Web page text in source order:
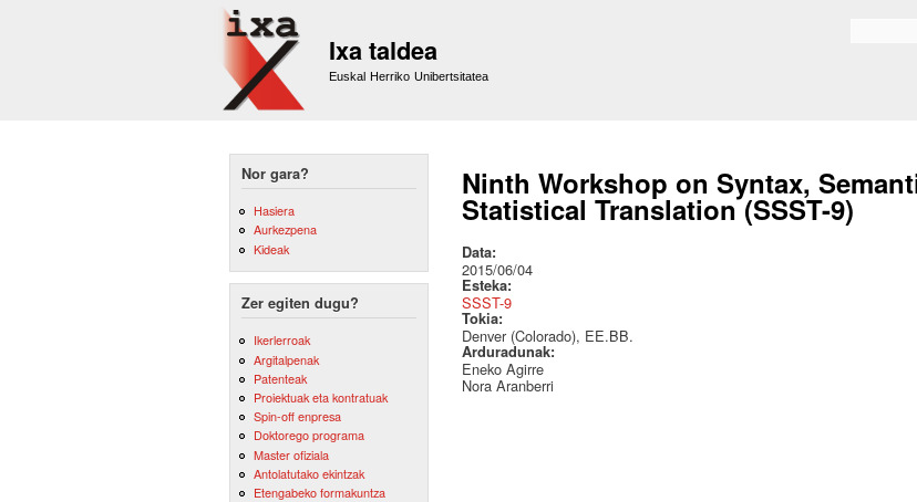
Ixa taldea
Euskal Herriko Unibertsitatea
Nor gara?
Hasiera
Aurkezpena
Kideak
Zer egiten dugu?
Ikerlerroak
Argitalpenak
Patenteak
Proiektuak eta kontratuak
Spin-off enpresa
Doktorego programa
Master ofiziala
Antolatutako ekintzak
Etengabeko formakuntza
Ninth Workshop on Syntax,
Statistical Translation (SSST-9)
Data:
2015/06/04
Esteka:
SSST-9
Tokia:
Denver (Colorado), EE.BB.
Arduradunak:
Eneko Agirre
Nora Aranberri